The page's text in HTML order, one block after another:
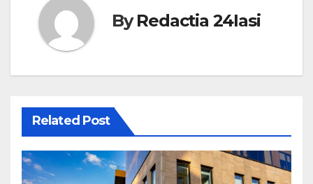
ByRedactia 24Iasi
Related Post